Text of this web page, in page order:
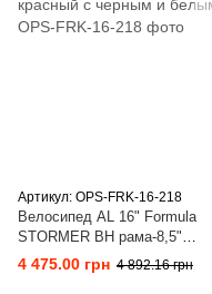
Артикул: OPS-FRK-16-218
Велосипед AL 16" Formula
STORMER BH рама-8,5"
красный с черным и белым
4 475.00 грн 4 892.16 грн